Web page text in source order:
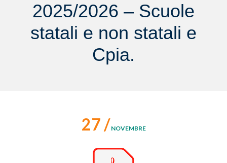
2025/2026 – Scuole
statali e non statali e
Cpia.
27 / NOVEMBRE